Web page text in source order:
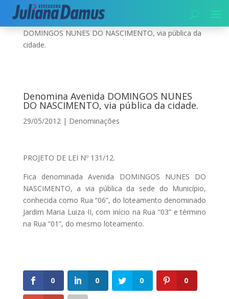
Início|Denominações|
DOMINGOS NUNES DO NASCIMENTO, via pública da
cidade.
Denomina Avenida DOMINGOS NUNES
DO NASCIMENTO, via pública da cidade.
29/05/2012| Denominações
PROJETO DE LEI Nº 131/12.
Fica denominada Avenida DOMINGOS NUNES DO
NASCIMENTO, a via pública da sede do Município,
conhecida como Rua “06”, do loteamento denominado
Jardim Maria Luiza II, com início na Rua “03” e término
na Rua “01”, do mesmo loteamento.
0 0 0 0